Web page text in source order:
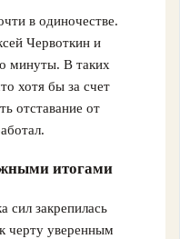
в одиночестве.
Червоткин и
минуты. В таких
хотя бы за счет
отставание от
итогами
сил закрепилась
черту уверенным